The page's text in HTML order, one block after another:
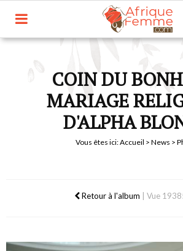
COIN DU
MARIAGE
D'ALPHA
Vous êtes ici:Accueil > News >
Retour à l'album Vue